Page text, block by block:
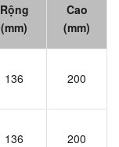
Rộng
(mm)
Cao
(mm)
136 200
136 200